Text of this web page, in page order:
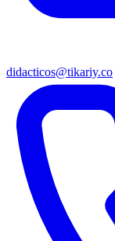
didacticos@tikariy.co